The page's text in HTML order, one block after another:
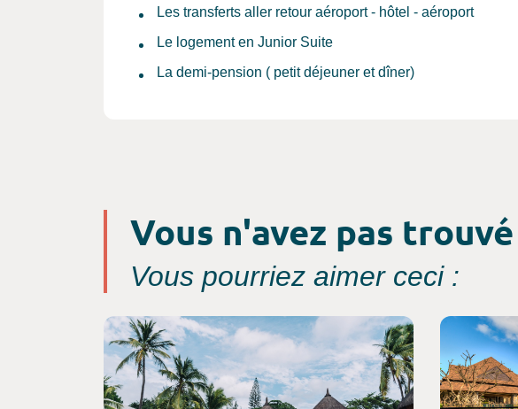
Les transferts aller retour aéroport - hôtel - aéroport
Le logement en Junior Suite
La demi-pension ( petit déjeuner et dîner)
Vous n'avez pas
Vous pourriez aimer ceci :
Consultez l'offre de voyage Consultez